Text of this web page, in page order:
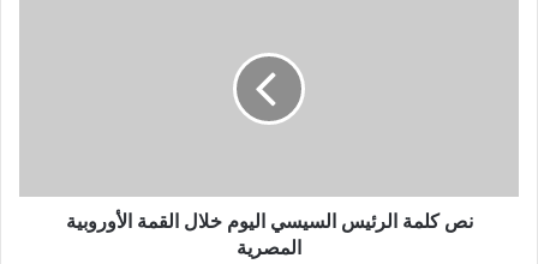
نص كلمة الرئيس السيسي اليوم خلال القمة الأوروبية
المصرية